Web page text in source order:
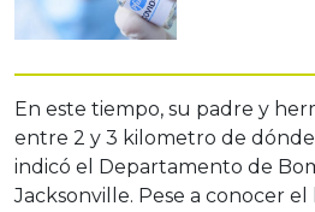
En este tiempo, su padre y
entre 2 y 3 kilometro de dónde
indicó el Departamento de
Jacksonville. Pese a conocer